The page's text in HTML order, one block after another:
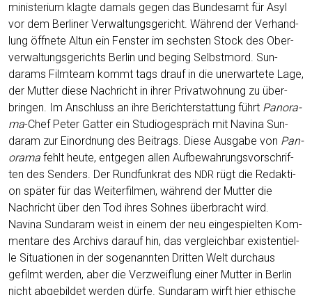
mi­nis­te­ri­um klag­te damals gegen das Bun­des­amt für Asyl
vor dem Ber­li­ner Ver­wal­tungs­ge­richt. Wäh­rend der Ver­hand­
lung öff­ne­te Alt­un ein Fens­ter im sechs­ten Stock des Ober­
ver­wal­tungs­ge­richts Ber­lin und beging Selbst­mord. Sun­
darams Film­team kommt tags drauf in die uner­war­te­te Lage,
der Mut­ter die­se Nach­richt in ihrer Pri­vat­woh­nung zu über­
brin­gen. Im Anschluss an ihre Bericht­erstat­tung führt Pan­ora­
ma-Chef Peter Gat­ter ein Stu­dio­ge­spräch mit Navina Sun­
daram zur Ein­ord­nung des Bei­trags. Die­se Aus­ga­be von Pan­
ora­ma fehlt heu­te, ent­ge­gen allen Auf­be­wah­rungs­vor­schrif­
ten des Sen­ders. Der Rund­funk­rat des NDR rügt die Redak­ti­
on spä­ter für das Wei­ter­fil­men, wäh­rend der Mut­ter die
Nach­richt über den Tod ihres Soh­nes über­bracht wird.
Navina Sun­daram weist in einem der neu ein­ge­spiel­ten Kom­
men­ta­re des Archivs dar­auf hin, das ver­gleich­bar exis­ten­ti­el­
le Situa­tio­nen in der soge­nann­ten Drit­ten Welt durch­aus
gefilmt wer­den, aber die Ver­zweif­lung einer Mut­ter in Ber­lin
nicht abge­bil­det wer­den dür­fe. Sun­daram wirft hier ethi­sche